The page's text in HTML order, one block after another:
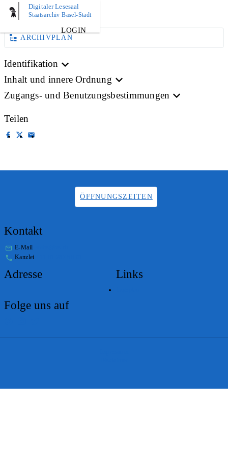
Digitaler Lesesaal
Staatsarchiv Basel-Stadt
LOGIN
AKTE
ARCHIVPLAN
Identifikation
Inhalt und innere Ordnung
Zugangs- und Benutzungsbestimmungen
Teilen
ÖFFNUNGSZEITEN
Kontakt
E-Mail
Kanzlei
Adresse Links
Folge uns auf